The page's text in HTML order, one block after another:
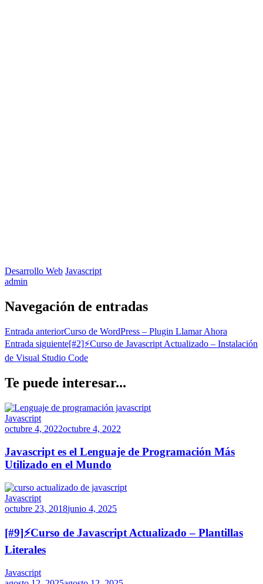
Desarrollo Web Javascript
admin
Navegación de entradas
Entrada anteriorCurso de WordPress – Plugin Llamar Ahora
Entrada siguiente[#2]⚡Curso de Javascript Actualizado – Instalación
de Visual Studio Code
Te puede interesar...
Javascript
octubre 4, 2022octubre 4, 2022
Javascript es el Lenguaje de Programación Más
Utilizado en el Mundo
Javascript
octubre 23, 2018junio 4, 2025
[#9]⚡Curso de Javascript Actualizado – Plantillas
Literales
Javascript